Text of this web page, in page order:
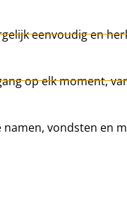
eenvoudig en
op elk moment,
namen, vondsten en